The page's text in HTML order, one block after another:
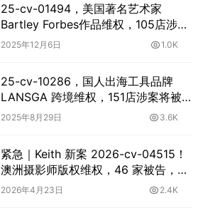
25-cv-01494，美国著名艺术家
Bartley Forbes作品维权，105店涉案
被TRO冻结！
2025年12月6日 1.0K
25-cv-10286，国人出海工具品牌
LANSGA 跨境维权，151店涉案将被
TRO冻结！
2025年8月29日 3.6K
紧急｜Keith 新案 2026-cv-04515！
澳洲摄影师版权维权，46 家被告，暂
未下 TRO
2026年4月23日 2.4K